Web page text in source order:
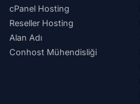
cPanel Hosting
Reseller Hosting
Alan Adı
Conhost Mühendisliği